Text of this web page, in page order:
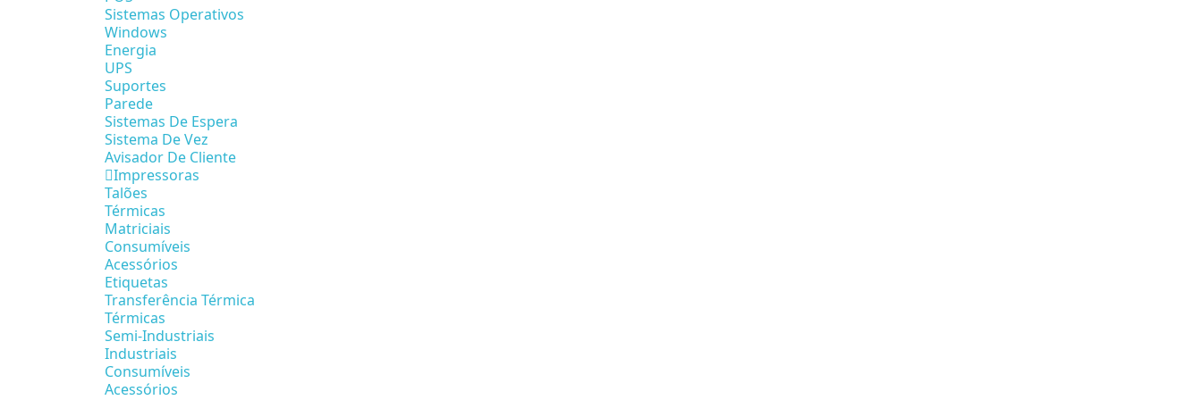
Sistemas Operativos
Windows
Energia
UPS
Suportes
Parede
Sistemas De Espera
Sistema De Vez
Avisador De Cliente
Impressoras
Talões
Térmicas
Matriciais
Consumíveis
Acessórios
Etiquetas
Transferência Térmica
Térmicas
Semi-Industriais
Industriais
Consumíveis
Acessórios